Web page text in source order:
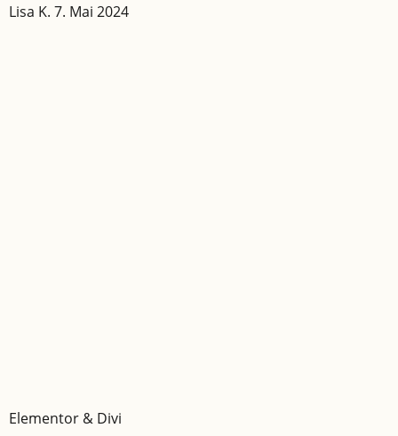
Lisa K. 7. Mai 2024
Elementor & Divi